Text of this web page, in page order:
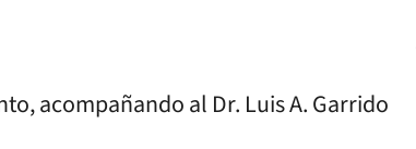
acompañando al Dr. Luis A. Garrido